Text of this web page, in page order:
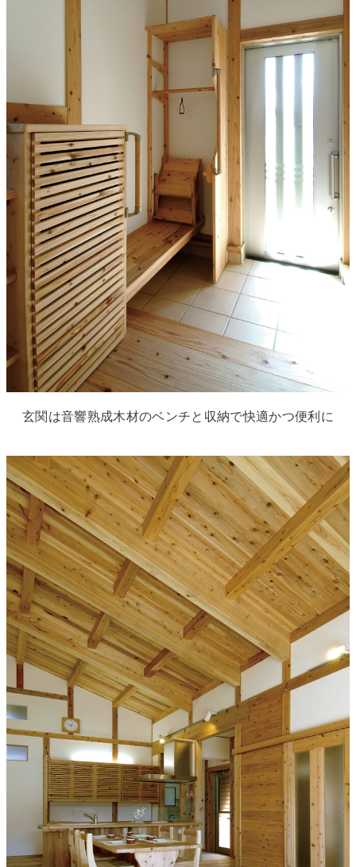
玄関は音響熟成木材のベンチと収納で快適かつ便利に